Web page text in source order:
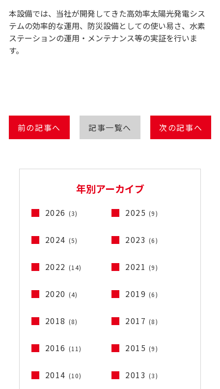
本設備では、当社が開発してきた高効率太陽光発電シス
テムの効率的な運用、防災設備としての使い易さ、水素
ステーションの運用・メンテナンス等の実証を行いま
す。
前の記事へ 記事一覧へ 次の記事へ
年別アーカイブ
2026 (3) 2025 (9)
2024 (5) 2023 (6)
2022 (14) 2021 (9)
2020 (4) 2019 (6)
2018 (8) 2017 (8)
2016 (11) 2015 (9)
2014 (10) 2013 (3)